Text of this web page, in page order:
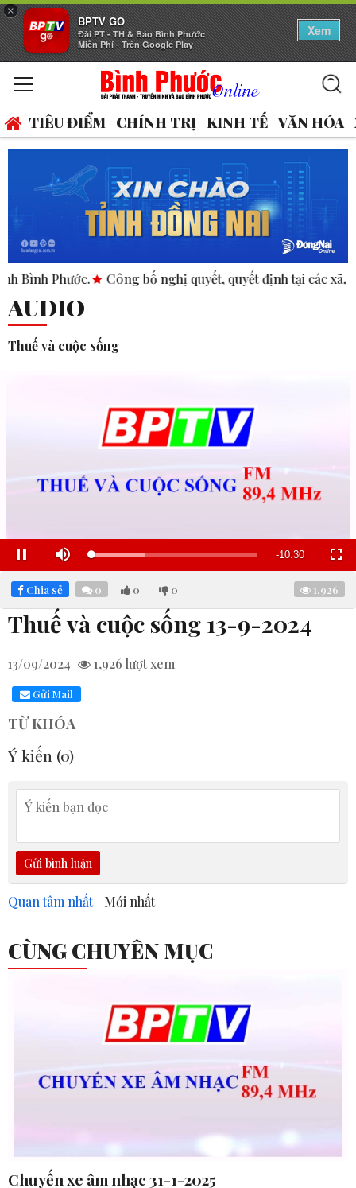
×
BPTV GO
Đài PT - TH & Báo Bình Phước
Miễn Phí - Trên Google Play
Xem
TIÊU ĐIỂM CHÍNH TRỊ KINH TẾ VĂN HÓA
Công bố nghị quyết, quyết định tại các xã, phường.
AUDIO
Thuế và cuộc sống
Pause Mute Loaded:
32.75%
Remaining
Time
-10:29
Chia sẻ 0 0 0 1,926
Thuế và cuộc sống 13-9-2024
13/09/2024 1,926 lượt xem
Gửi Mail
TỪ KHÓA
Ý kiến (0)
Gửi bình luận
Quan tâm nhất Mới nhất
CÙNG CHUYÊN MỤC
Chuyến xe âm nhạc 31-1-2025